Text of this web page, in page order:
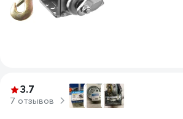
3.7
7 отзывов